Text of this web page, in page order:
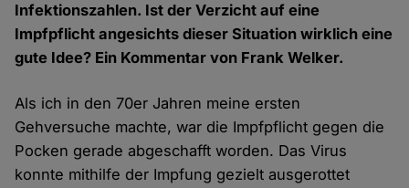
Infektionszahlen. Ist der Verzicht auf eine
Impfpflicht angesichts dieser Situation wirklich eine
gute Idee? Ein Kommentar von Frank Welker.
Als ich in den 70er Jahren meine ersten
Gehversuche machte, war die Impfpflicht gegen die
Pocken gerade abgeschafft worden. Das Virus
konnte mithilfe der Impfung gezielt ausgerottet